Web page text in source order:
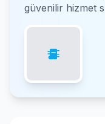
güvenilir hizmet